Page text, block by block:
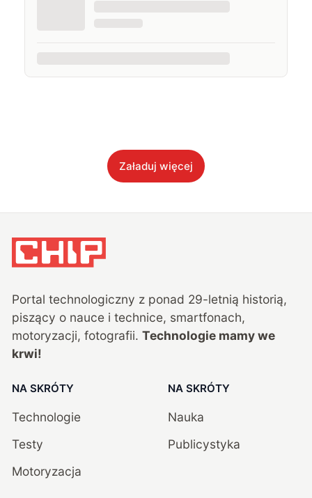
Załaduj więcej
Portal technologiczny z ponad 29-letnią historią,
piszący o nauce i technice, smartfonach,
motoryzacji, fotografii. Technologie mamy we
krwi!
NA SKRÓTY
Technologie
Testy
Motoryzacja
NA SKRÓTY
Nauka
Publicystyka